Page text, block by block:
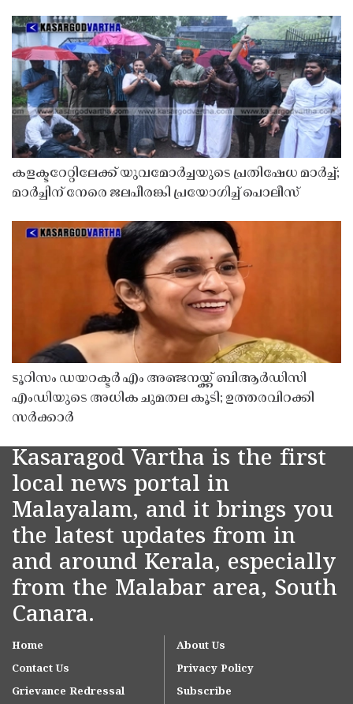
കളക്ടറേറ്റിലേക്ക് യുവമോർച്ചയുടെ പ്രതിഷേധ മാർച്ച്;
മാർച്ചിന് നേരെ ജലപീരങ്കി പ്രയോഗിച്ച് പൊലീസ്
ടൂറിസം ഡയറക്ടർ എം അഞ്ജനയ്ക്ക് ബിആർഡിസി
എംഡിയുടെ അധിക ചുമതല കൂടി; ഉത്തരവിറക്കി
സർക്കാർ
Kasaragod Vartha is the first
local news portal in
Malayalam, and it brings you
the latest updates from in
and around Kerala, especially
from the Malabar area, South
Canara.
Home
About Us
Contact Us
Privacy Policy
Grievance Redressal
Subscribe